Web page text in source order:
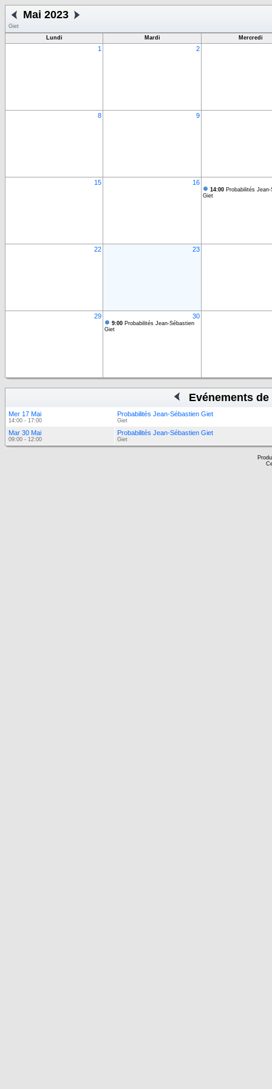
Mai 2023
Giet
Lundi
Mardi Mercredi
1 2
8 9
15 16
14:00 Probabilités
Giet
22 23
29 30
9:00 Probabilités Jean-Sébastien
Giet
Evénements
Mer 17 Mai
14:00 - 17:00
Probabilités Jean-Sébastien Giet
Giet
Mar 30 Mai
09:00 - 12:00
Probabilités Jean-Sébastien Giet
Giet